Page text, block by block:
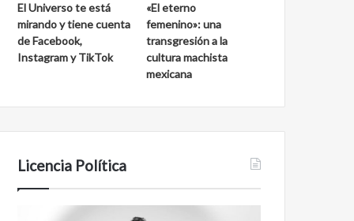
El Universo te está
mirando y tiene cuenta
de Facebook,
Instagram y TikTok
«El eterno
femenino»: una
transgresión a la
cultura machista
mexicana
Licencia Política